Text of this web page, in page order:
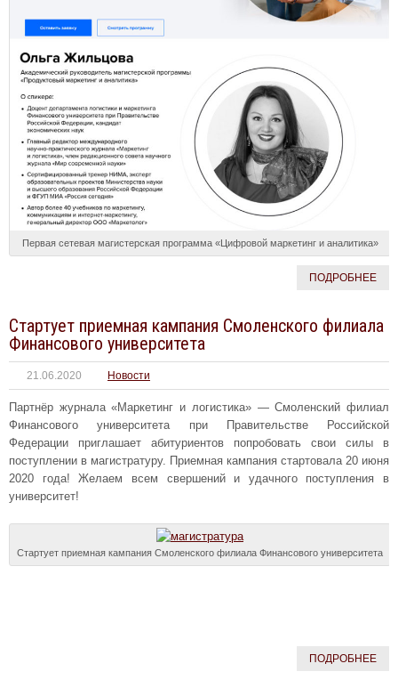
Первая сетевая магистерская программа «Цифровой маркетинг и аналитика»
ПОДРОБНЕЕ
Стартует приемная кампания Смоленского филиала
Финансового университета
21.06.2020 Новости
Партнёр журнала «Маркетинг и логистика» — Смоленский филиал
Финансового университета при Правительстве Российской
Федерации приглашает абитуриентов попробовать свои силы в
поступлении в магистратуру. Приемная кампания стартовала 20 июня
2020 года! Желаем всем свершений и удачного поступления в
университет!
Стартует приемная кампания Смоленского филиала Финансового университета
ПОДРОБНЕЕ